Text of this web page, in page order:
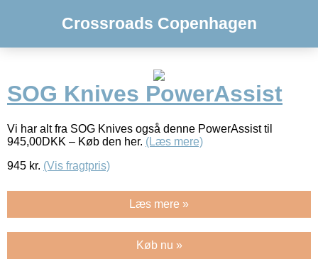
Crossroads Copenhagen
SOG Knives PowerAssist
Vi har alt fra SOG Knives også denne PowerAssist til
945,00DKK – Køb den her. (Læs mere)
945 kr. (Vis fragtpris)
Læs mere »
Køb nu »